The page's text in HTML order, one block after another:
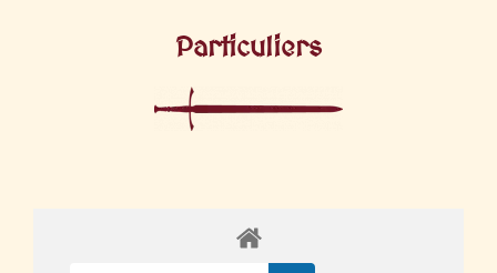
Particuliers